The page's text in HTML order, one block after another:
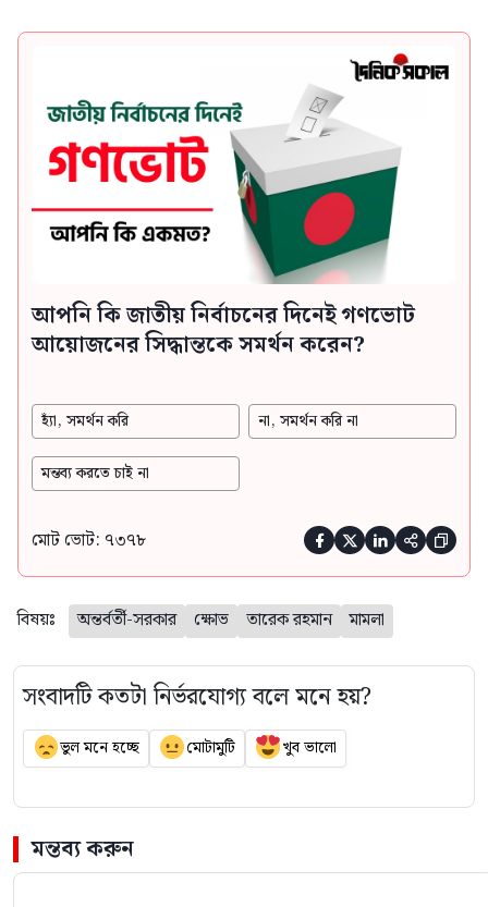
আপনি কি জাতীয় নির্বাচনের দিনেই গণভোট
আয়োজনের সিদ্ধান্তকে সমর্থন করেন?
হ্যাঁ, সমর্থন করি না, সমর্থন করি না
মন্তব্য করতে চাই না
মোট ভোট: ৭৩৭৮     
বিষয়ঃ অন্তর্বর্তী-সরকার ক্ষোভ তারেক রহমান মামলা
সংবাদটি কতটা নির্ভরযোগ্য বলে মনে হয়?
ভুল মনে হচ্ছে মোটামুটি খুব ভালো
মন্তব্য করুন